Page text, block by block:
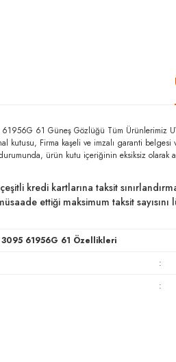
61 Güneş Gözlüğü Tüm Ürünlerimiz
kutusu, Firma kaşeli ve imzalı garanti
durumunda, ürün kutu içeriğinin eksiksiz
kredi kartlarına taksit
ettiği maksimum taksit
61956G 61 Özellikleri
:
: